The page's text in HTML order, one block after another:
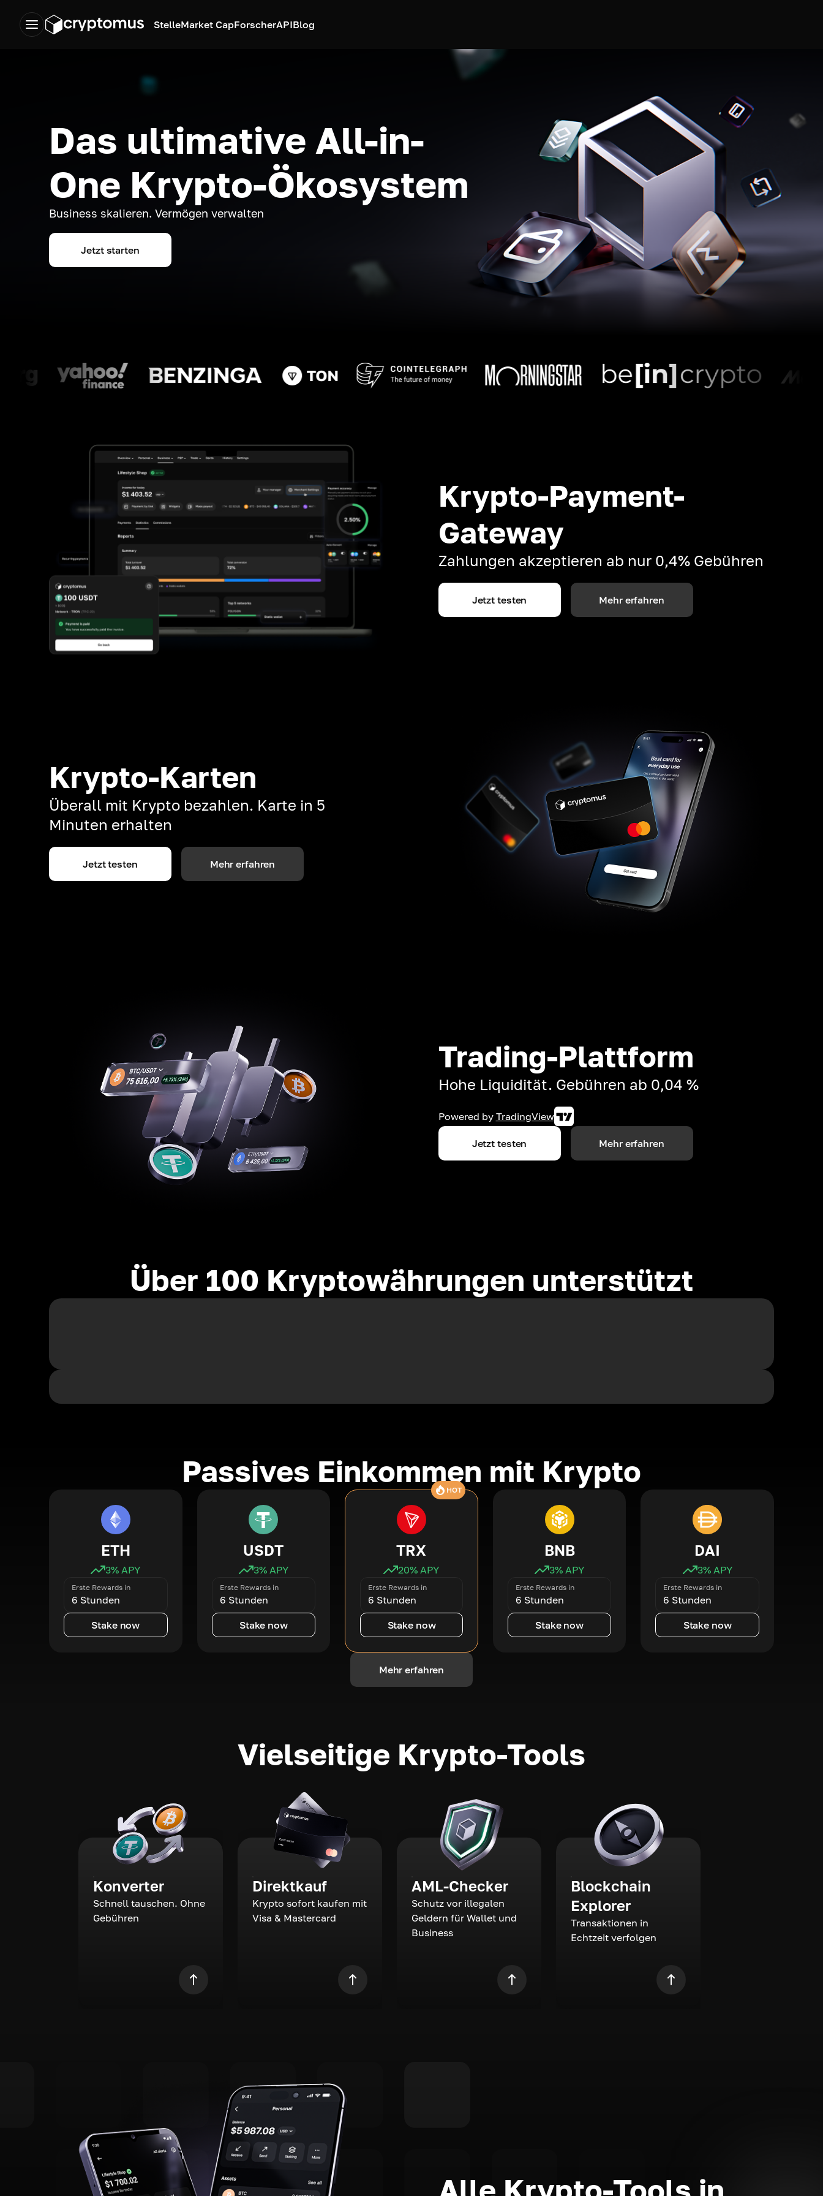
StelleMarket CapForscherAPIBlog
Das ultimative All-in-
One Krypto-Ökosystem
Business skalieren. Vermögen verwalten
Jetzt starten
Krypto-Payment-
Gateway
Zahlungen akzeptieren ab nur 0,4% Gebühren
Jetzt testen Mehr erfahren
Krypto-Karten
Überall mit Krypto bezahlen. Karte in 5
Minuten erhalten
Jetzt testen Mehr erfahren
Trading-Plattform
Hohe Liquidität. Gebühren ab 0,04 %
Powered by TradingView
Jetzt testen Mehr erfahren
Über 100 Kryptowährungen unterstützt
Passives Einkommen mit Krypto
ETH
3% APY
Erste Rewards in
6 Stunden
Stake now
USDT
3% APY
Erste Rewards in
6 Stunden
Stake now
HOT
TRX
20% APY
Erste Rewards in
6 Stunden
Stake now
BNB
3% APY
Erste Rewards in
6 Stunden
Stake now
DAI
3% APY
Erste Rewards in
6 Stunden
Stake now
Mehr erfahren
Vielseitige Krypto-Tools
Konverter
Schnell tauschen. Ohne
Gebühren
Direktkauf
Krypto sofort kaufen mit
Visa & Mastercard
AML-Checker
Schutz vor illegalen
Geldern für Wallet und
Business
Blockchain
Explorer
Transaktionen in
Echtzeit verfolgen